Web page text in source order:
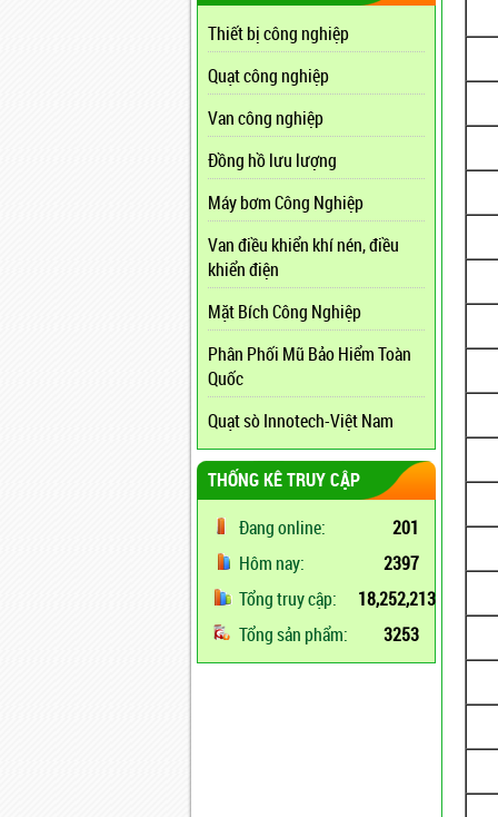
Thiết bị công nghiệp
Quạt công nghiệp
Van công nghiệp
Đồng hồ lưu lượng
Máy bơm Công Nghiệp
Van điều khiển khí nén, điều
khiển điện
Mặt Bích Công Nghiệp
Phân Phối Mũ Bảo Hiểm Toàn
Quốc
Quạt sò Innotech-Việt Nam
THỐNG KÊ TRUY CẬP
Đang online:
201
Hôm nay:
2397
Tổng truy cập:
18,252,213
Tổng sản phẩm:
3253